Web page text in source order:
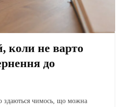
коли не варто
до
здаються чимось, що можна